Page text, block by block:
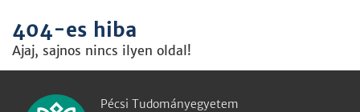
404-es hiba
Ajaj, sajnos nincs ilyen oldal!
Pécsi Tudományegyetem